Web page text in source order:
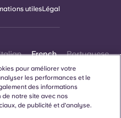
utilesLégal
French Portuguese
pour améliorer votre
les performances et le
des informations
notre site avec nos
de publicité et d'analyse.